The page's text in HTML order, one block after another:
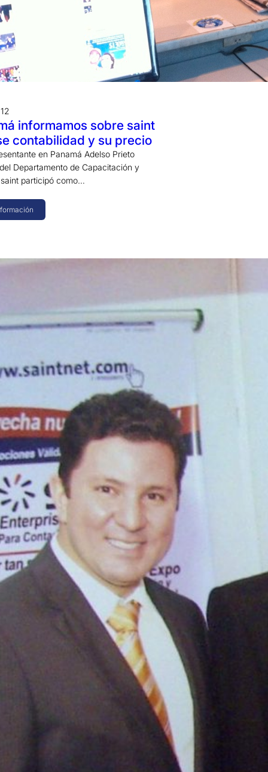
informamos sobre saint
contabilidad y su precio
en Panamá Adelso Prieto
Departamento de Capacitación y
participó como…